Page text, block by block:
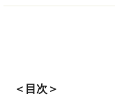
＜目次＞